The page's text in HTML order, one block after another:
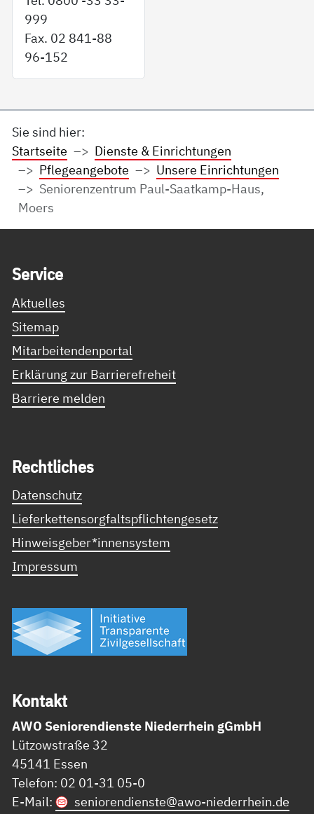
999
Fax. 02 841-88
96-152
Sie sind hier:
Startseite
Dienste & Einrichtungen
Pflegeangebote
Unsere Einrichtungen
Seniorenzentrum Paul-Saatkamp-Haus,
Moers
Ser­vice
Aktuelles
Sitemap
Mitarbeitendenportal
Erklärung zur Barrierefreheit
Barriere melden
Recht­li­ches
Datenschutz
Lieferkettensorgfaltspflichtengesetz
Hinweisgeber*innensystem
Impressum
Kon­takt
AWO Seniorendienste Niederrhein gGmbH
Lützowstraße 32
45141 Essen
Telefon: 02 01-31 05-0
E-Mail:
seniorendienste@awo-niederrhein.de